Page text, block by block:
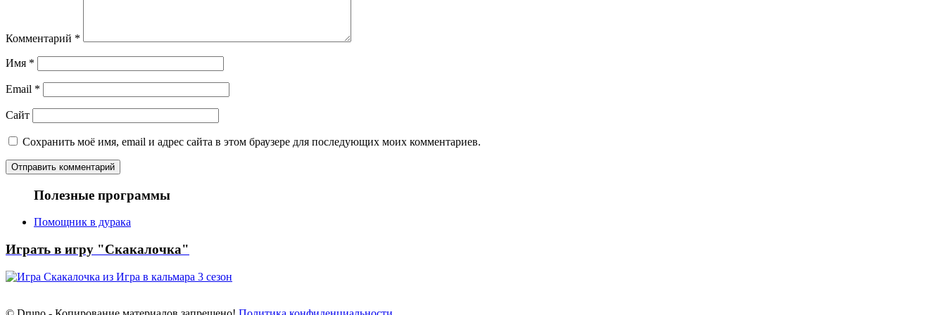
Комментарий *
Имя *
Email *
Сайт
Сохранить моё имя, email и адрес сайта в этом браузере для последующих моих комментариев.
Полезные программы
Помощник в дурака
Играть в игру "Скакалочка"